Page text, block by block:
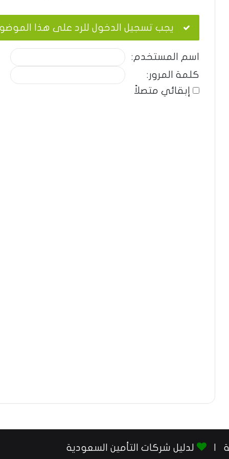
يجب تسجيل الدخول للرد على هذا
اسم المستخدم:
كلمة المرور:
إبقائي متصلاً
لدليل شركات التأمين السعودية